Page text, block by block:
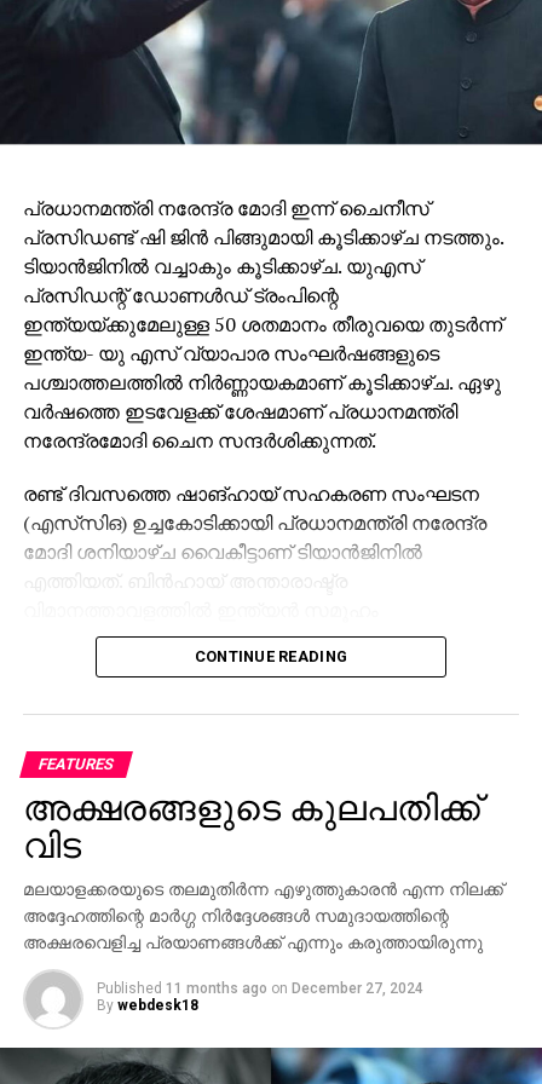
എസ്‌ഐആര്‍ ധൃതിപിടിച്ച് നടപ്പിലാക്കണമെന്ന കേന്ദ്ര
തെരഞ്ഞെടുപ്പ് കമ്മീഷന്റെ പിടിവാശി ബിജെപിയെ
സഹായിക്കാനാണ്. അതിനിടെയാണ് എസ് ഐ ആര്‍
മറയാക്കി സിപിഎം കള്ളവോട്ട് ചേര്‍ക്കലും, വോട്ടു
സിപിഎമ്മിന്റെ കപട മതേതരവാദവും ജനാധിപത്യ
സംവിധാനത്തിന് ശാപമാണ്. രാഷ്ട്രീപക്ഷപാത
നിലപാടിന്റെ പേരില്‍ സിപിഎമ്മിന്റെ ഭീഷണിയാണ്
പയ്യന്നൂരില്‍ ബിഎല്‍ഒയുടെ ആത്മഹത്യയ്ക്ക്
കാരണമെന്നും കെസി വേണുഗോപാല്‍ പറഞ്ഞു.
പ്രധാനമന്ത്രി നരേന്ദ്ര മോദി ഇന്ന് ചൈനീസ്
പ്രസിഡണ്ട് ഷി ജിൻ പിങ്ങുമായി കൂടിക്കാഴ്ച നടത്തും.
പ്രസിഡന്റ് ഡോണൾഡ് ട്രംപിന്റെ
ഇന്ത്യയ്ക്കുമേലുള്ള 50 ശതമാനം തീരുവയെ തുടർന്ന്
ഇന്ത്യ- യു എസ് വ്യാപാര സംഘർഷങ്ങളുടെ
പശ്ചാത്തലത്തിൽ നിർണ്ണായകമാണ് കൂടിക്കാഴ്ച. ഏഴു
വർഷത്തെ ഇടവേളക്ക് ശേഷമാണ് പ്രധാനമന്ത്രി
നരേന്ദ്രമോദി ചൈന സന്ദർശിക്കുന്നത്.
രണ്ട് ദിവസത്തെ ഷാങ്ഹായ് സഹകരണ സംഘടന
(എസ്‌സി‌ഒ) ഉച്ചകോടിക്കായി പ്രധാനമന്ത്രി നരേന്ദ്ര
മോദി ശനിയാഴ്ച വൈകീട്ടാണ് ടിയാൻജിനിൽ
എത്തിയത്. ബിൻഹായ് അന്താരാഷ്ട്ര
വിമാനത്താവളത്തിൽ ഇന്ത്യൻ സമൂഹം
നരേന്ദ്രമോദിയ്ക്ക് ഊഷ്മള സ്വീകരണം നൽകി. 2020
ലെ ഗാൽവാൻ താഴ്‌വരയിലെ
സ്ഥിരതയിലും സഹകരണം വർധിപ്പിക്കുന്നതിനുമുള്ള
തീരുമാനങ്ങൾ സന്ദർശനത്തിനിടയിൽ ഉണ്ടാകും
എന്നാണ് പ്രതീക്ഷിക്കുന്നത്.
രണ്ട് പ്രധാന സമ്പദ്‌വ്യവസ്ഥകളായ ഇന്ത്യയും
ചൈനയും ലോക സാമ്പത്തിക ക്രമത്തിൽ സ്ഥിരത
കൈവരിക്കുന്നതിന് ഒരുമിച്ച് പ്രവർത്തിക്കേണ്ടത്
പ്രധാനമാണെന്ന് സന്ദർശനത്തിനു മുൻപായി ജപ്പാൻ
മാധ്യമത്തിനു നൽകിയ അഭിമുഖത്തിൽ പ്രധാനമന്ത്രി
പറഞ്ഞു.
CONTINUE READING
അക്ഷരങ്ങളുടെ കുലപതിക്ക്
വിട
മലയാളക്കരയുടെ തലമുതിര്‍ന്ന എഴുത്തുകാരന്‍ എന്ന നിലക്ക്
അദ്ദേഹത്തിന്റെ മാര്‍ഗ്ഗ നിര്‍ദ്ദേശങ്ങള്‍ സമുദായത്തിന്റെ
അക്ഷരവെളിച്ച പ്രയാണങ്ങള്‍ക്ക് എന്നും കരുത്തായിരുന്നു
Published 11 months ago on December 27, 2024
By
webdesk18